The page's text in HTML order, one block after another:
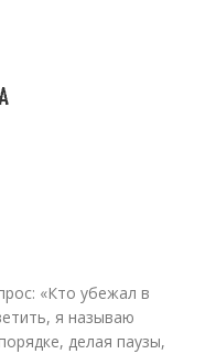
«Кто убежал в
я называю
делая паузы,